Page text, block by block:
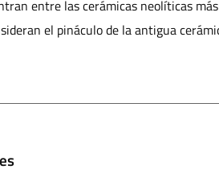
entre las cerámicas neolíticas
el pináculo de la antigua